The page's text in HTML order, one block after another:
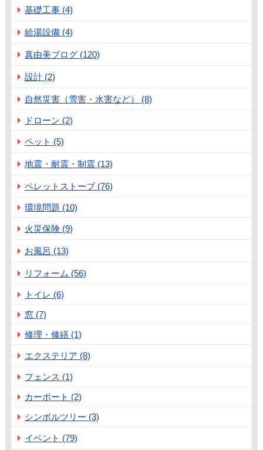
基礎工事 (4)
給湯設備 (4)
真由美ブログ (120)
設計 (2)
自然災害（雪害・水害など） (8)
ドローン (2)
ペット (5)
地震・耐震・制震 (13)
ペレットストーブ (76)
環境問題 (10)
火災保険 (9)
お風呂 (13)
リフォーム (56)
トイレ (6)
窓 (7)
修理・修繕 (1)
エクステリア (8)
フェンス (1)
カーポート (2)
シンボルツリー (3)
イベント (79)